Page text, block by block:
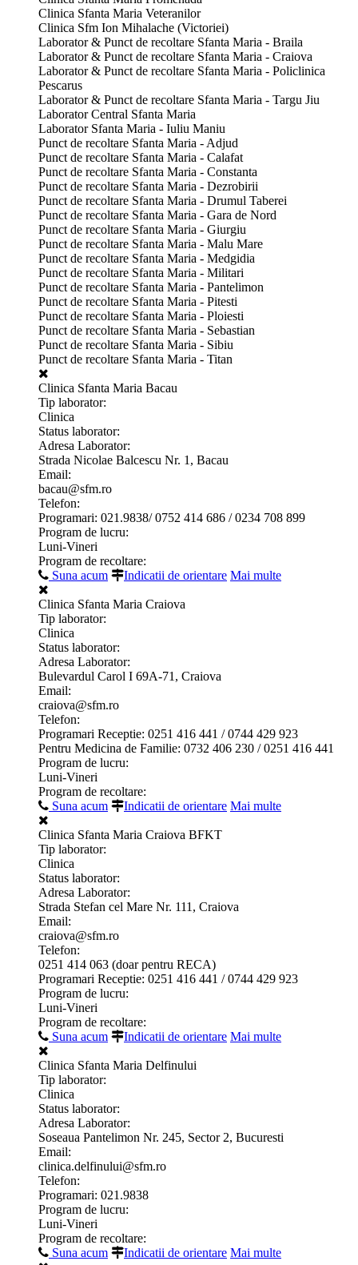
Clinica Sfanta Maria Veteranilor
Clinica Sfm Ion Mihalache (Victoriei)
Laborator & Punct de recoltare Sfanta Maria - Braila
Laborator & Punct de recoltare Sfanta Maria - Craiova
Laborator & Punct de recoltare Sfanta Maria - Policlinica
Pescarus
Laborator & Punct de recoltare Sfanta Maria - Targu Jiu
Laborator Central Sfanta Maria
Laborator Sfanta Maria - Iuliu Maniu
Punct de recoltare Sfanta Maria - Adjud
Punct de recoltare Sfanta Maria - Calafat
Punct de recoltare Sfanta Maria - Constanta
Punct de recoltare Sfanta Maria - Dezrobirii
Punct de recoltare Sfanta Maria - Drumul Taberei
Punct de recoltare Sfanta Maria - Gara de Nord
Punct de recoltare Sfanta Maria - Giurgiu
Punct de recoltare Sfanta Maria - Malu Mare
Punct de recoltare Sfanta Maria - Medgidia
Punct de recoltare Sfanta Maria - Militari
Punct de recoltare Sfanta Maria - Pantelimon
Punct de recoltare Sfanta Maria - Pitesti
Punct de recoltare Sfanta Maria - Ploiesti
Punct de recoltare Sfanta Maria - Sebastian
Punct de recoltare Sfanta Maria - Sibiu
Punct de recoltare Sfanta Maria - Titan
Clinica Sfanta Maria Bacau
Tip laborator:
Clinica
Status laborator:
Adresa Laborator:
Strada Nicolae Balcescu Nr. 1, Bacau
Email:
bacau@sfm.ro
Telefon:
Programari: 021.9838/ 0752 414 686 / 0234 708 899
Program de lucru:
Luni-Vineri
Program de recoltare:
Suna acum
Indicatii de orientare Mai multe
Clinica Sfanta Maria Craiova
Tip laborator:
Clinica
Status laborator:
Adresa Laborator:
Bulevardul Carol I 69A-71, Craiova
Email:
craiova@sfm.ro
Telefon:
Programari Receptie: 0251 416 441 / 0744 429 923
Pentru Medicina de Familie: 0732 406 230 / 0251 416 441
Program de lucru:
Luni-Vineri
Program de recoltare:
Suna acum
Indicatii de orientare Mai multe
Clinica Sfanta Maria Craiova BFKT
Tip laborator:
Clinica
Status laborator:
Adresa Laborator:
Strada Stefan cel Mare Nr. 111, Craiova
Email:
craiova@sfm.ro
Telefon:
0251 414 063 (doar pentru RECA)
Programari Receptie: 0251 416 441 / 0744 429 923
Program de lucru:
Luni-Vineri
Program de recoltare:
Suna acum
Indicatii de orientare Mai multe
Clinica Sfanta Maria Delfinului
Tip laborator:
Clinica
Status laborator:
Adresa Laborator:
Soseaua Pantelimon Nr. 245, Sector 2, Bucuresti
Email:
clinica.delfinului@sfm.ro
Telefon:
Programari: 021.9838
Program de lucru:
Luni-Vineri
Program de recoltare:
Suna acum
Indicatii de orientare Mai multe